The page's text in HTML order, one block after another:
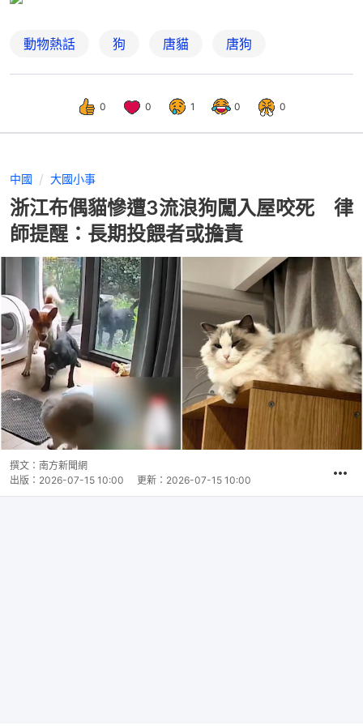
動物熱話 狗 唐貓 唐狗
0 0 1 0 0
中國 大國小事
浙江布偶貓慘遭3流浪狗闖入屋咬死 律
師提醒：長期投餵者或擔責
撰文： 南方新聞網
出版： 2026-07-15 10:00 更新： 2026-07-15 10:00